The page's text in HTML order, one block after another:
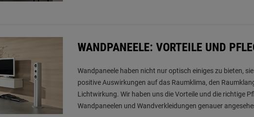
WANDPANEELE: VORTEILE UND
Wandpaneele haben nicht nur optisch einiges zu bieten,
positive Auswirkungen auf das Raumklima, den
Lichtwirkung. Wir haben uns die Vorteile und die richtige
Wandpaneelen und Wandverkleidungen genauer